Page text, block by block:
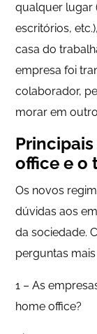
qualquer lugar
escritórios,
casa do
empresa foi
colaborador,
morar em
office e o
Os novos
dúvidas aos
da sociedade.
perguntas
1 – As
home office?